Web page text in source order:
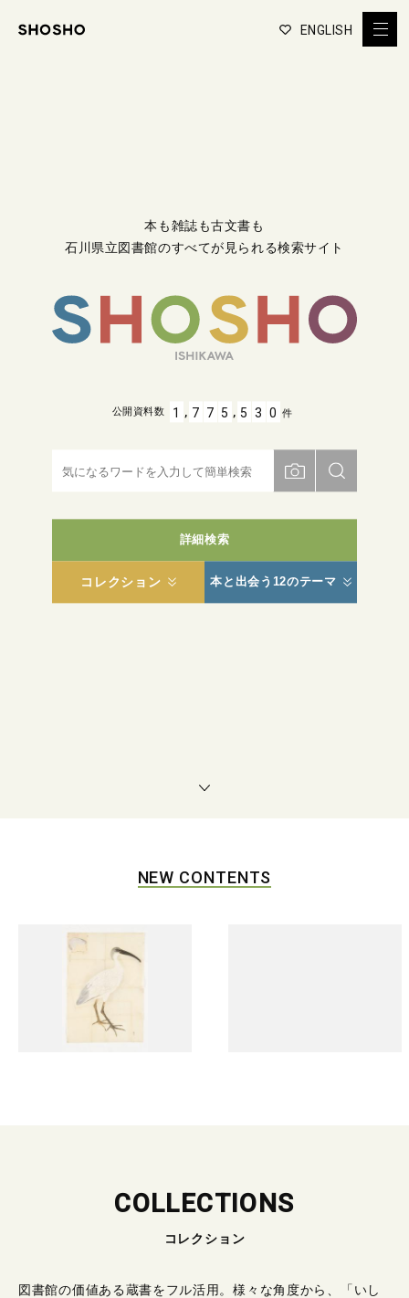
ENGLISH
本も雑誌も古文書も
石川県立図書館のすべてが見られる検索サイト
詳細検索
コレクション 本と出会う12のテーマ
公開資料数 1 , 7 7 5 , 5 3 0 件
NEW CONTENTS
COLLECTIONS
コレクション
図書館の価値ある蔵書をフル活用。様々な角度から、「いし